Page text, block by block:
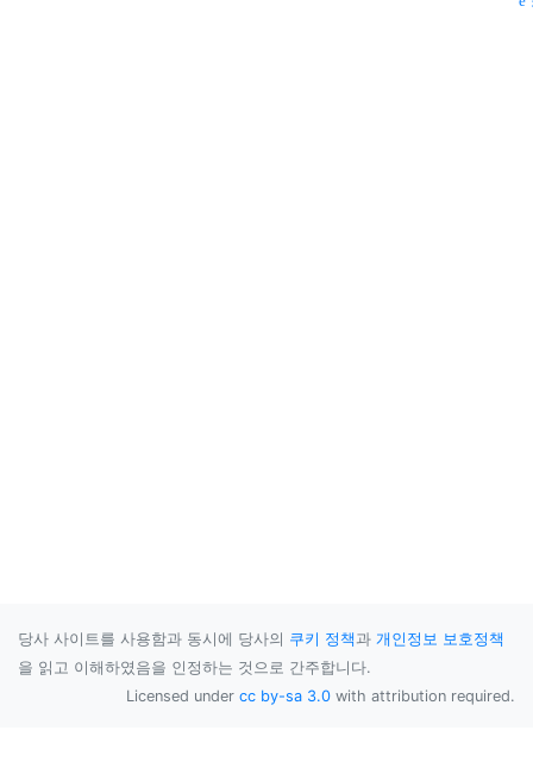
당사 사이트를 사용함과 동시에 당사의 쿠키 정책과 개인정보 보호정책
을 읽고 이해하였음을 인정하는 것으로 간주합니다.
Licensed under cc by-sa 3.0 with attribution required.